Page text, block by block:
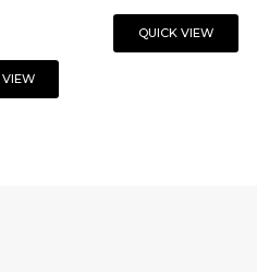
QUICK VIEW
VIEW